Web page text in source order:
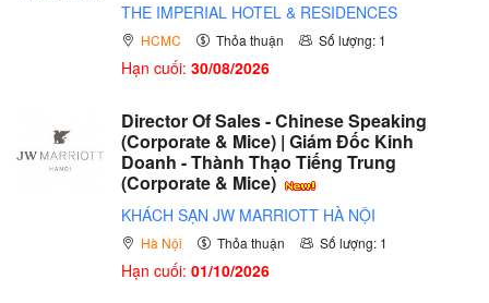
THE IMPERIAL HOTEL & RESIDENCES
HCMC Thỏa thuận Số lượng: 1
Hạn cuối: 30/08/2026
Director Of Sales - Chinese Speaking
(Corporate & Mice) | Giám Đốc Kinh
Doanh - Thành Thạo Tiếng Trung
(Corporate & Mice)
KHÁCH SẠN JW MARRIOTT HÀ NỘI
Hà Nội Thỏa thuận Số lượng: 1
Hạn cuối: 01/10/2026